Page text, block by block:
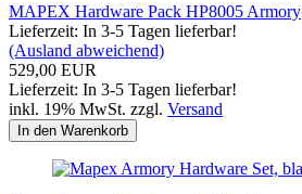
MAPEX Hardware Pack HP8005 Armory
Lieferzeit: In 3-5 Tagen lieferbar!
(Ausland abweichend)
529,00 EUR
Lieferzeit: In 3-5 Tagen lieferbar!
inkl. 19% MwSt. zzgl. Versand
In den Warenkorb